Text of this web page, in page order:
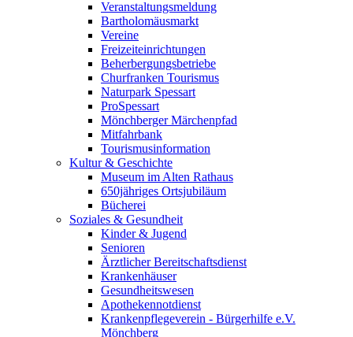
Veranstaltungsmeldung
Bartholomäusmarkt
Vereine
Freizeiteinrichtungen
Beherbergungsbetriebe
Churfranken Tourismus
Naturpark Spessart
ProSpessart
Mönchberger Märchenpfad
Mitfahrbank
Tourismusinformation
Kultur & Geschichte
Museum im Alten Rathaus
650jähriges Ortsjubiläum
Bücherei
Soziales & Gesundheit
Kinder & Jugend
Senioren
Ärztlicher Bereitschaftsdienst
Krankenhäuser
Gesundheitswesen
Apothekennotdienst
Krankenpflegeverein - Bürgerhilfe e.V.
Mönchberg